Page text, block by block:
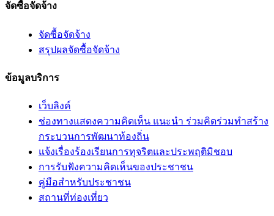
จัดซื้อจัดจ้าง
จัดซื้อจัดจ้าง
สรุปผลจัดซื้อจัดจ้าง
ข้อมูลบริการ
เว็บลิงค์
ช่องทางแสดงความคิดเห็น แนะนำ ร่วมคิดร่วมทำสร้าง
กระบวนการพัฒนาท้องถิ่น
แจ้งเรื่องร้องเรียนการทุจริตและประพฤติมิชอบ
การรับฟังความคิดเห็นของประชาชน
คู่มือสำหรับประชาชน
สถานที่ท่องเที่ยว